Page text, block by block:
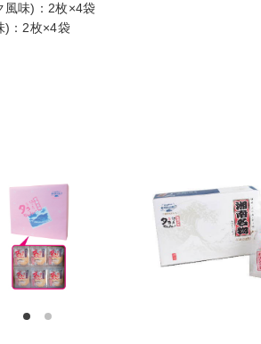
風味)：2枚×4袋
)：2枚×4袋
1 2